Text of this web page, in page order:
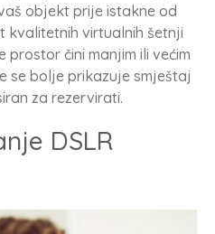
objekt prije istakne od
kvalitetnih virtualnih šetnji
prostor čini manjim ili većim
se bolje prikazuje smještaj
za rezervirati.
DSLR